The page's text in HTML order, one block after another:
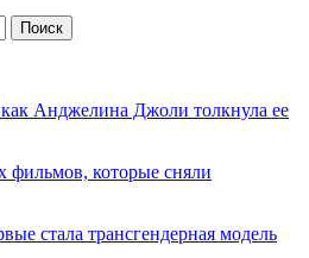
как Анджелина Джоли толкнула ее
фильмов, которые сняли
стала трансгендерная модель